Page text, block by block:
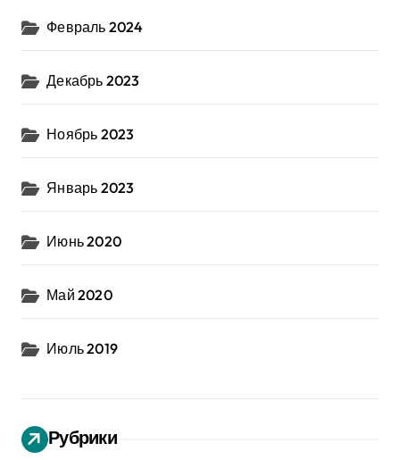
Февраль 2024
Декабрь 2023
Ноябрь 2023
Январь 2023
Июнь 2020
Май 2020
Июль 2019
Рубрики